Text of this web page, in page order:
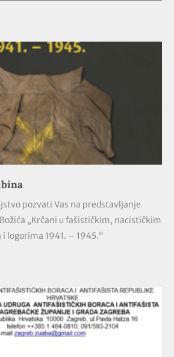
pozvati Vas na predstavljanje
„Krčani u fašističkim, nacističkim
logorima 1941. – 1945.“